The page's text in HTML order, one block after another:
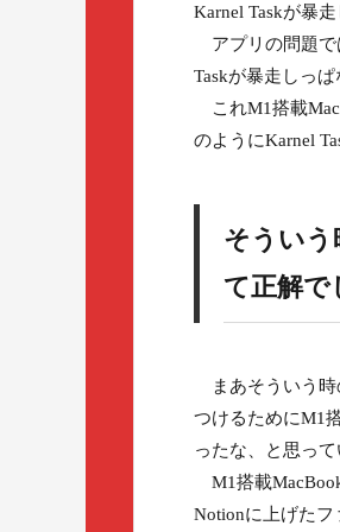
Karnel Taskが暴
アプリの問題で
Taskが暴走しっ
これM1搭載
のようにKarnel
そうい
て正解で
まあそういう時
つけるためにM1
ったな、と思って
M1搭載
Notionに上げた